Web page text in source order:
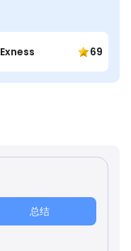
Exness 69
总结